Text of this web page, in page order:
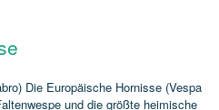
Die Europäische Hornisse (Vespa
und die größte heimische